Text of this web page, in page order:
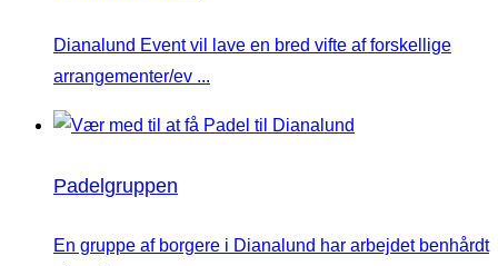
Dianalund Event vil lave en bred vifte af forskellige
arrangementer/ev ...
Padelgruppen
En gruppe af borgere i Dianalund har arbejdet benhårdt